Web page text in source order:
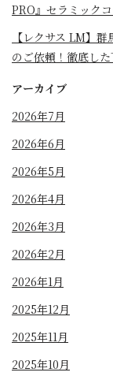
PRO』セラミック
【レクサス LM】
のご依頼！徹底し
アーカイブ
2026年7月
2026年6月
2026年5月
2026年4月
2026年3月
2026年2月
2026年1月
2025年12月
2025年11月
2025年10月